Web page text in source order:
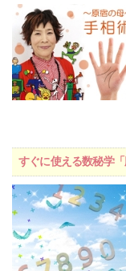
すぐに使える数秘学「